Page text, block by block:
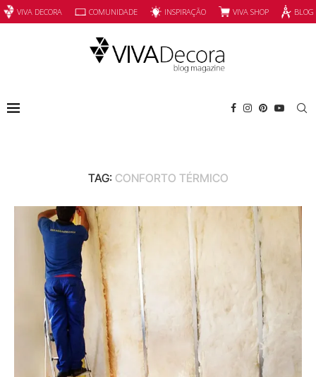
VIVA DECORA COMUNIDADE INSPIRAÇÃO VIVA SHOP
TAG: CONFORTO TÉRMICO